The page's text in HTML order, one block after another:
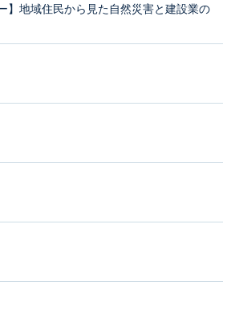
】地域住民から見た自然災害と建設業の